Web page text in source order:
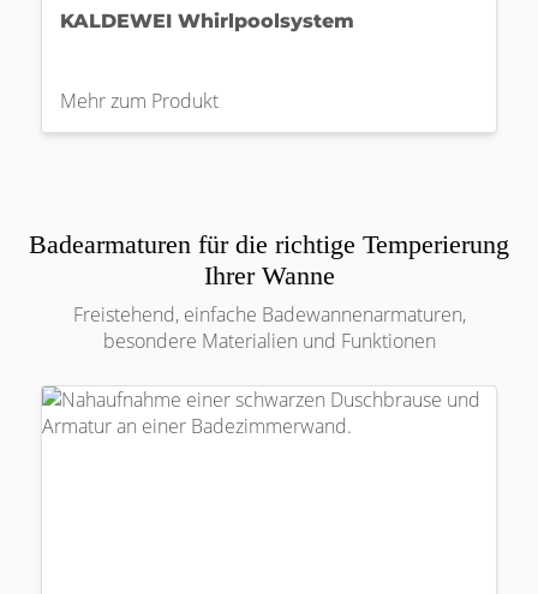
KALDEWEI Whirlpoolsystem
Mehr zum Produkt
Badearmaturen für die richtige Temperierung
Ihrer Wanne
Freistehend, einfache Badewannenarmaturen,
besondere Materialien und Funktionen